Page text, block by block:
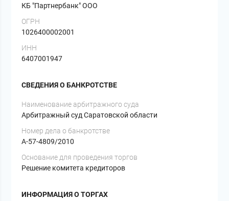
КБ "Партнербанк" ООО
ОГРН
1026400002001
ИНН
6407001947
СВЕДЕНИЯ О БАНКРОТСТВЕ
Наименование арбитражного суда
Арбитражный суд Саратовской области
Номер дела о банкротстве
А-57-4809/2010
Основание для проведения торгов
Решение комитета кредиторов
ИНФОРМАЦИЯ О ТОРГАХ